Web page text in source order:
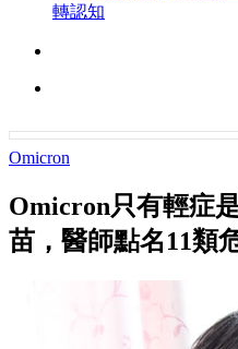
轉認知
Omicron
Omicron只有輕症
苗，醫師點名11類